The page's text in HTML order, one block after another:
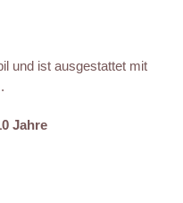
und ist ausgestattet mit
Jahre